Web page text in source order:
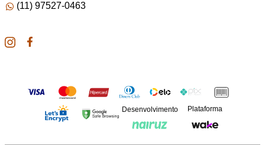
(11) 97527-0463
Desenvolvimento Plataforma